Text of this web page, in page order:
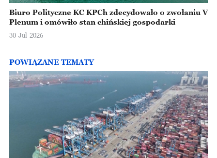
Biuro Polityczne KC KPCh zdecydowało o zwołaniu V
Plenum i omówiło stan chińskiej gospodarki
30-Jul-2026
POWIĄZANE TEMATY